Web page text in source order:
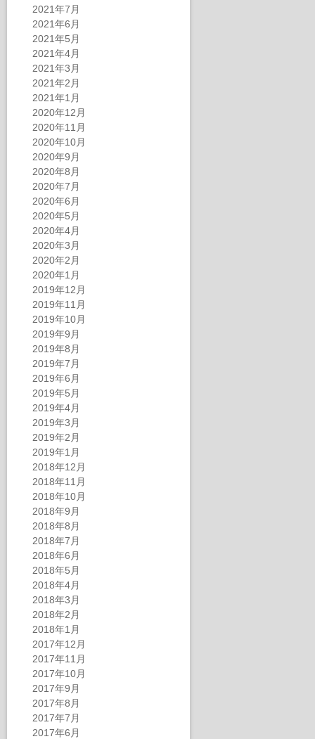
2021年7月
2021年6月
2021年5月
2021年4月
2021年3月
2021年2月
2021年1月
2020年12月
2020年11月
2020年10月
2020年9月
2020年8月
2020年7月
2020年6月
2020年5月
2020年4月
2020年3月
2020年2月
2020年1月
2019年12月
2019年11月
2019年10月
2019年9月
2019年8月
2019年7月
2019年6月
2019年5月
2019年4月
2019年3月
2019年2月
2019年1月
2018年12月
2018年11月
2018年10月
2018年9月
2018年8月
2018年7月
2018年6月
2018年5月
2018年4月
2018年3月
2018年2月
2018年1月
2017年12月
2017年11月
2017年10月
2017年9月
2017年8月
2017年7月
2017年6月